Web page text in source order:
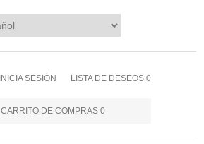
INICIA SESIÓN LISTA DE DESEOS 0
CARRITO DE COMPRAS 0